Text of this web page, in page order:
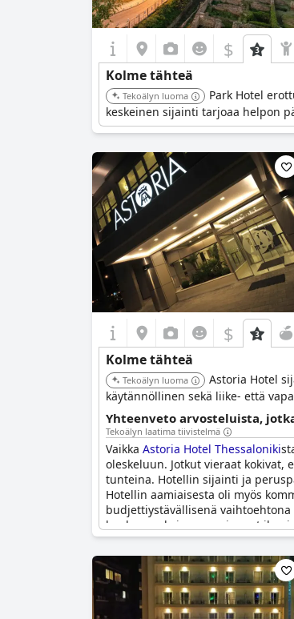
$
Kolme tähteä
Tekoälyn luoma
Park Hotel
keskeinen sijainti tarjoaa helpon
$
Kolme tähteä
Tekoälyn luoma
Astoria Hotel
käytännöllinen sekä liike- että
Yhteenveto arvosteluista,
Tekoälyn laatima tiivistelmä
Vaikka Astoria Hotel Thessaloniki
oleskeluun. Jotkut vieraat
tunteina. Hotellin sijainti ja
Hotellin aamiaisesta oli myös
budjettiystävällisenä
laadun mukainen, useimmat